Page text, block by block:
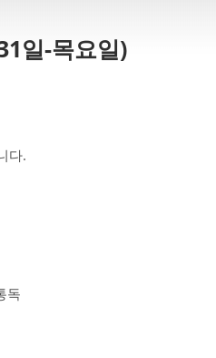
일-목요일)
다.
독